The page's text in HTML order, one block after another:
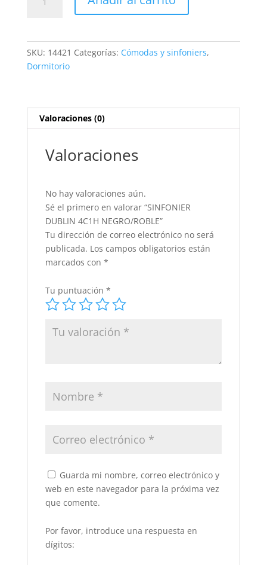
DUBLIN
SKU: 14421 Categorías: Cómodas y sinfoniers,
Dormitorio
Valoraciones (0)
Valoraciones
No hay valoraciones aún.
Sé el primero en valorar “SINFONIER
DUBLIN 4C1H NEGRO/ROBLE”
Tu dirección de correo electrónico no será
publicada. Los campos obligatorios están
marcados con *
Tu puntuación *
Guarda mi nombre, correo electrónico y
web en este navegador para la próxima vez
que comente.
Por favor, introduce una respuesta en
dígitos: